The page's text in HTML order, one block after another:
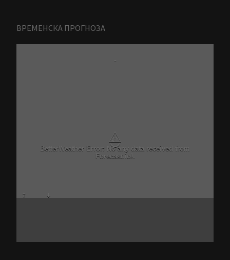
ВРЕМЕНСКА ПРОГНОЗА
-
⚠
BetterWeather Error: No any data received from
Forecast.io!.